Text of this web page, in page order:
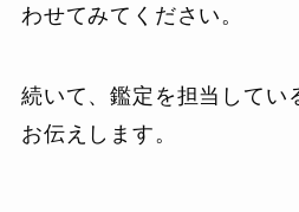
わせてみてください。
続いて、鑑定を担当してい
お伝えします。